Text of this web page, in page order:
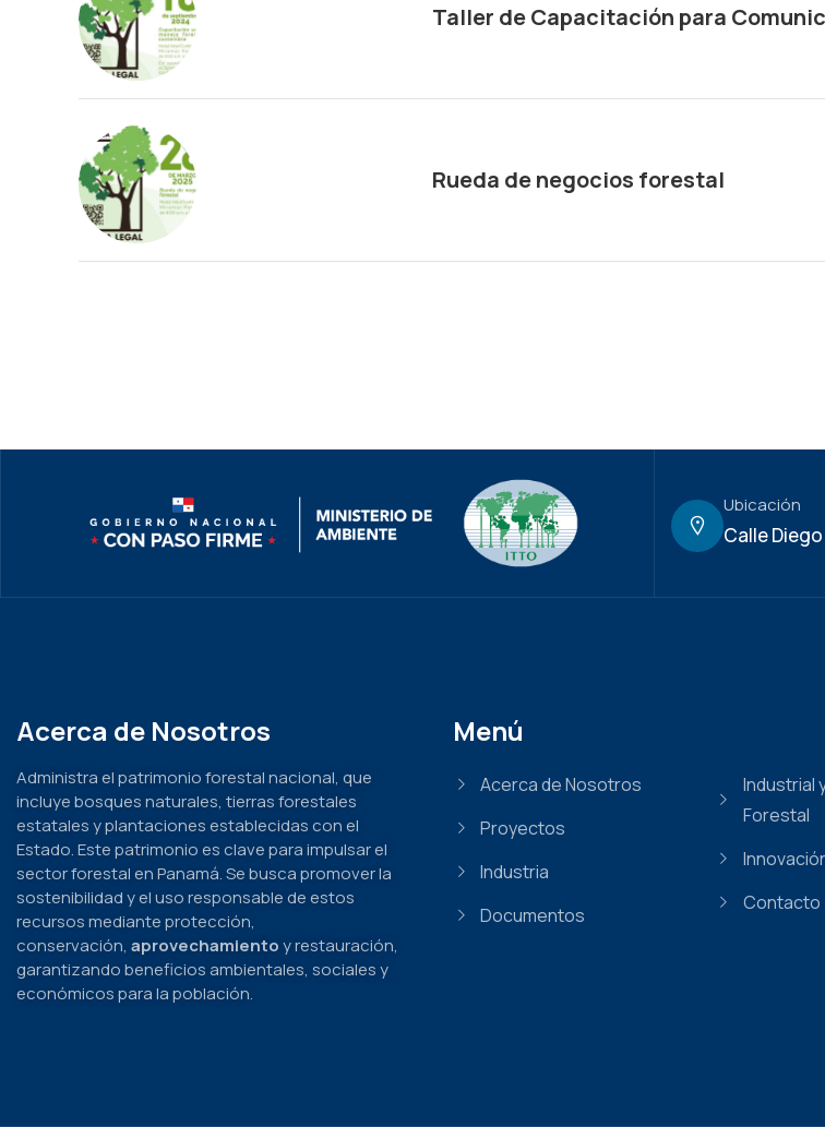
Taller de Capacitación para
Rueda de negocios forestal
Ubicación
Calle
Acerca de Nosotros
Administra el patrimonio forestal nacional, que
incluye bosques naturales, tierras forestales
estatales y plantaciones establecidas con el
Estado. Este patrimonio es clave para impulsar el
sector forestal en Panamá. Se busca promover la
sostenibilidad y el uso responsable de estos
recursos mediante protección,
conservación, aprovechamientoy restauración,
garantizando beneficios ambientales, sociales y
económicos para la población.
Menú
Acerca de Nosotros
Proyectos
Industria
Documentos
Industrial
Forestal
Contacto